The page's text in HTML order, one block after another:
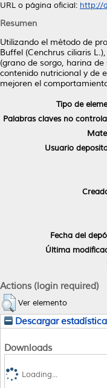
URL o página oficial: http://
Resumen
Utilizando el método de
Buffel (Cenchrus ciliaris
(grano de sorgo, harina
contenido nutricional y de
mejoren el
Tipo de
Palabras claves no
Usuario
Fecha del
Última
Actions (login required)
Ver elemento
Descargar
Downloads
Loading...